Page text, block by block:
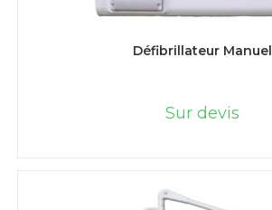
Défibrillateur Manuel
Sur devis